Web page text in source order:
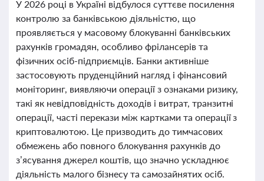
У 2026 році в Україні відбулося суттєве посилення
контролю за банківською діяльністю, що
проявляється у масовому блокуванні банківських
рахунків громадян, особливо фрілансерів та
фізичних осіб-підприємців. Банки активніше
застосовують пруденційний нагляд і фінансовий
моніторинг, виявляючи операції з ознаками ризику,
такі як невідповідність доходів і витрат, транзитні
операції, часті перекази між картками та операції з
криптовалютою. Це призводить до тимчасових
обмежень або повного блокування рахунків до
з’ясування джерел коштів, що значно ускладнює
діяльність малого бізнесу та самозайнятих осіб.